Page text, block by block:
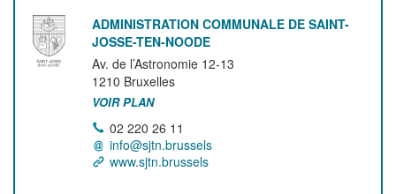
ADMINISTRATION COMMUNALE DE SAINT-
JOSSE-TEN-NOODE
Av. de l’Astronomie 12-13
1210 Bruxelles
VOIR PLAN
02 220 26 11
info@sjtn.brussels
www.sjtn.brussels